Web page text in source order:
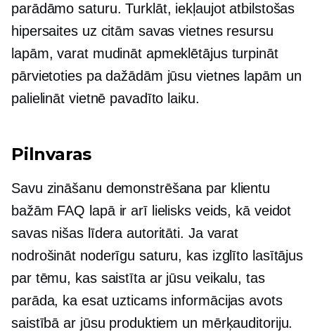
parādāmo saturu. Turklāt, iekļaujot atbilstošas ​​
hipersaites uz citām savas vietnes resursu
lapām, varat mudināt apmeklētājus turpināt
pārvietoties pa dažādām jūsu vietnes lapām un
palielināt vietnē pavadīto laiku.
Pilnvaras
Savu zināšanu demonstrēšana par klientu
bažām FAQ lapā ir arī lielisks veids, kā veidot
savas nišas līdera autoritāti. Ja varat
nodrošināt noderīgu saturu, kas izglīto lasītājus
par tēmu, kas saistīta ar jūsu veikalu, tas
parāda, ka esat uzticams informācijas avots
saistībā ar jūsu produktiem un mērķauditoriju.